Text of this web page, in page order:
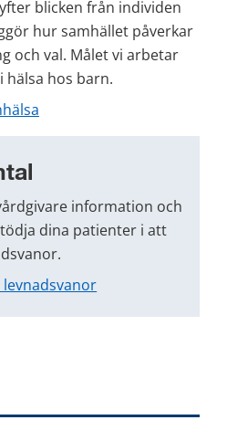
blicken från individen
hur samhället påverkar
och val. Målet vi arbetar
hälsa hos barn.
information och
dina patienter i att